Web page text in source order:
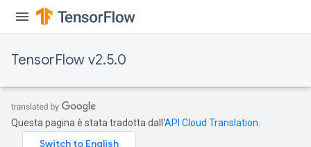
TensorFlow v2.5.0
Questa pagina è stata tradotta dall'API Cloud Translation